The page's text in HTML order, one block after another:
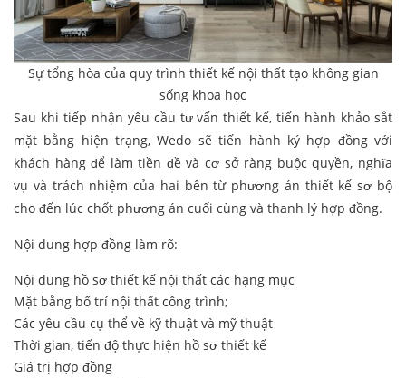
Sự tổng hòa của quy trình thiết kế nội thất tạo không gian
sống khoa học
Sau khi tiếp nhận yêu cầu tư vấn thiết kế, tiến hành khảo sắt
mặt bằng hiện trạng, Wedo sẽ tiến hành ký hợp đồng với
khách hàng để làm tiền đề và cơ sở ràng buộc quyền, nghĩa
vụ và trách nhiệm của hai bên từ phương án thiết kế sơ bộ
cho đến lúc chốt phương án cuối cùng và thanh lý hợp đồng.
Nội dung hợp đồng làm rõ:
Nội dung hồ sơ thiết kế nội thất các hạng mục
Mặt bằng bố trí nội thất công trình;
Các yêu cầu cụ thể về kỹ thuật và mỹ thuật
Thời gian, tiến độ thực hiện hồ sơ thiết kế
Giá trị hợp đồng